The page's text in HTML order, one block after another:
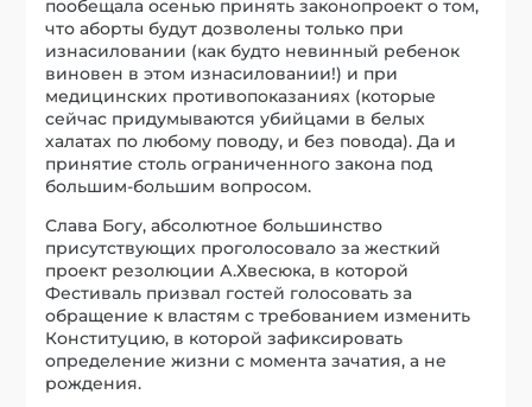
пообещала осенью принять законопроект о том,
что аборты будут дозволены только при
изнасиловании (как будто невинный ребенок
виновен в этом изнасиловании!) и при
медицинских противопоказаниях (которые
сейчас придумываются убийцами в белых
халатах по любому поводу, и без повода). Да и
принятие столь ограниченного закона под
большим-большим вопросом.
Слава Богу, абсолютное большинство
присутствующих проголосовало за жесткий
проект резолюции А.Хвесюка, в которой
Фестиваль призвал гостей голосовать за
обращение к властям с требованием изменить
Конституцию, в которой зафиксировать
определение жизни с момента зачатия, а не
рождения.